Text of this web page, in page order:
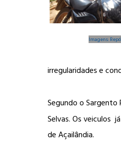
Imagens:
irregularidades e
Segundo o Sargento
Selvas. Os veiculos
de Açailândia.